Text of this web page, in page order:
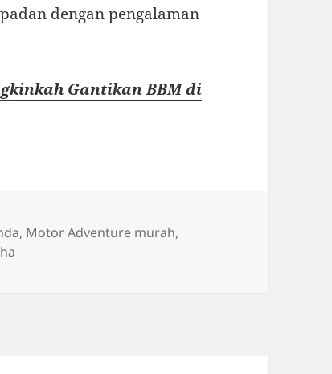
dengan pengalaman
Gantikan BBM di
, Motor Adventure murah,